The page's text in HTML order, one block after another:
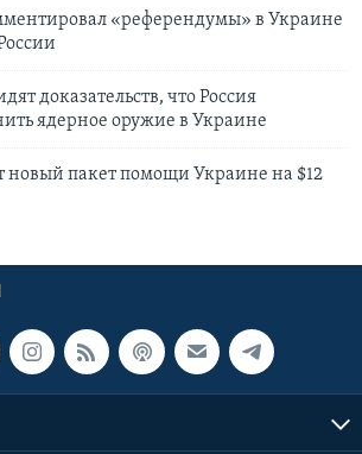
«референдумы» в Украине
доказательств, что Россия
ядерное оружие в Украине
новый пакет помощи Украине на $12